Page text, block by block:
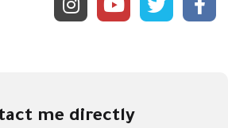
me directly